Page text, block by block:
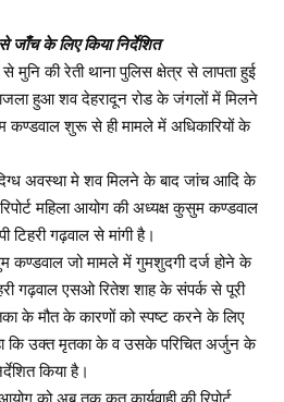
जाँच के लिए किया निर्देशित
मुनि की रेती थाना पुलिस क्षेत्र से लापता हुई
हुआ शव देहरादून रोड के जंगलों में मिलने
कण्डवाल शुरू से ही मामले में अधिकारियों के
अवस्था मे शव मिलने के बाद जांच आदि के
महिला आयोग की अध्यक्ष कुसुम कण्डवाल
टिहरी गढ़वाल से मांगी है।
कण्डवाल जो मामले में गुमशुदगी दर्ज होने के
गढ़वाल एसओ रितेश शाह के संपर्क से पूरी
के मौत के कारणों को स्पष्ट करने के लिए
कि उक्त मृतका के व उसके परिचित अर्जुन के
किया है।